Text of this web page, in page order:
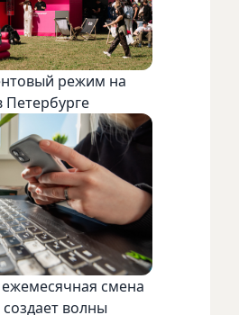
режим на
смена
волны